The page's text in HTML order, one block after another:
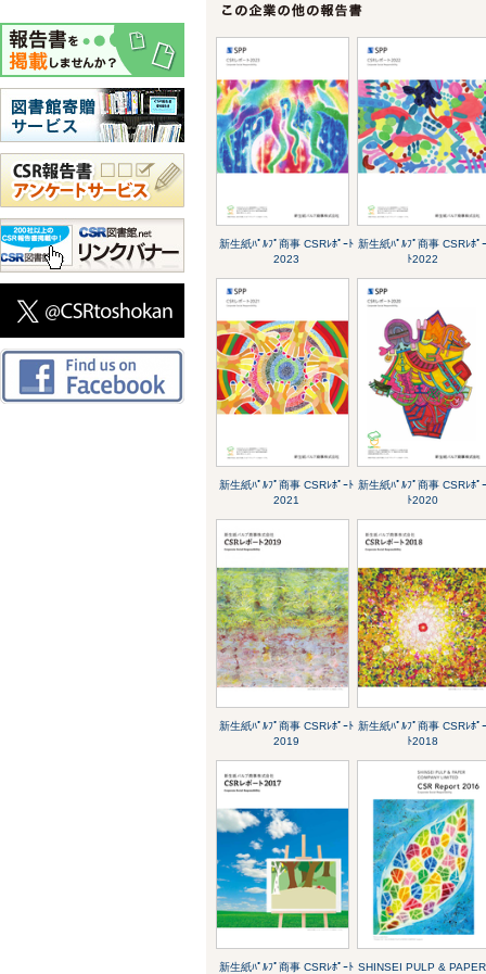
新生紙ﾊﾟﾙﾌﾟ商事 CSRﾚﾎﾟｰﾄ
2023
新生紙ﾊﾟﾙﾌﾟ商事 CSRﾚﾎﾟｰ
ﾄ2022
新生紙ﾊﾟﾙﾌﾟ商事 CSRﾚﾎﾟｰﾄ
2021
新生紙ﾊﾟﾙﾌﾟ商事 CSRﾚﾎﾟｰ
ﾄ2020
新生紙ﾊﾟﾙﾌﾟ商事 CSRﾚﾎﾟｰﾄ
2019
新生紙ﾊﾟﾙﾌﾟ商事 CSRﾚﾎﾟｰ
ﾄ2018
新生紙ﾊﾟﾙﾌﾟ商事 CSRﾚﾎﾟｰﾄ SHINSEI PULP & PAPER